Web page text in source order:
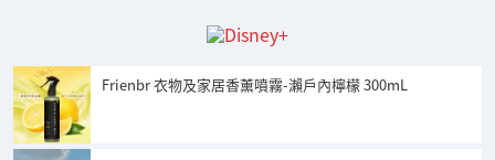
Frienbr 衣物及家居香薰噴霧-瀨戶內檸檬 300mL